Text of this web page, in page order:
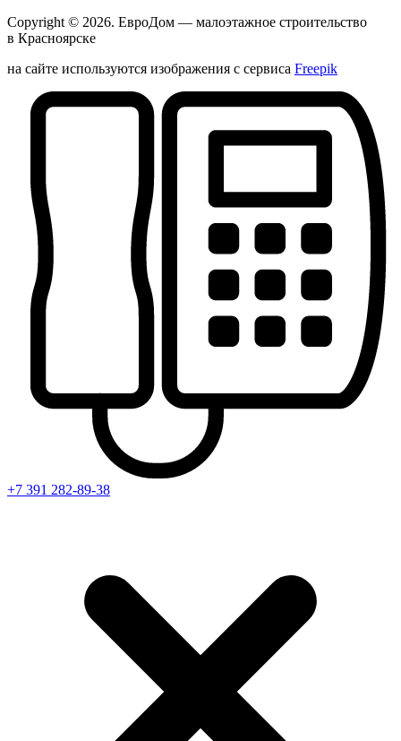
Copyright © 2026. ЕвроДом — малоэтажное строительство
в Красноярске
на сайте используются изображения с сервиса Freepik
+7 391 282-89-38